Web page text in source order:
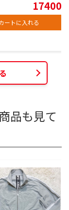
17400
ートに入れる
品も見て